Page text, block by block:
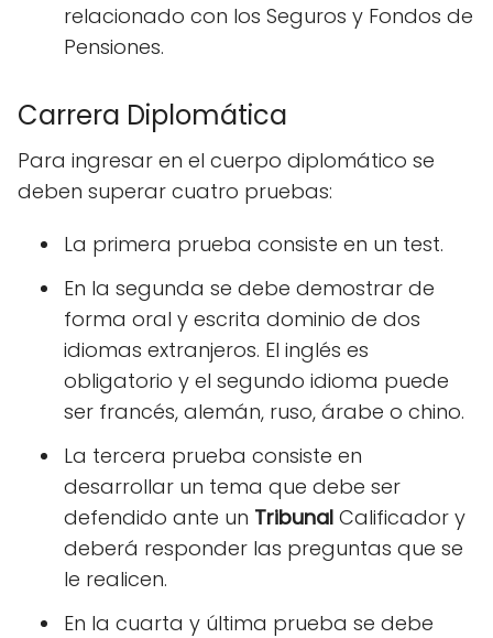
relacionado con los Seguros y Fondos de
Pensiones.
Carrera Diplomática
Para ingresar en el cuerpo diplomático se
deben superar cuatro pruebas:
La primera prueba consiste en un test.
En la segunda se debe demostrar de
forma oral y escrita dominio de dos
idiomas extranjeros. El inglés es
obligatorio y el segundo idioma puede
ser francés, alemán, ruso, árabe o chino.
La tercera prueba consiste en
desarrollar un tema que debe ser
defendido ante un Tribunal Calificador y
deberá responder las preguntas que se
le realicen.
En la cuarta y última prueba se debe